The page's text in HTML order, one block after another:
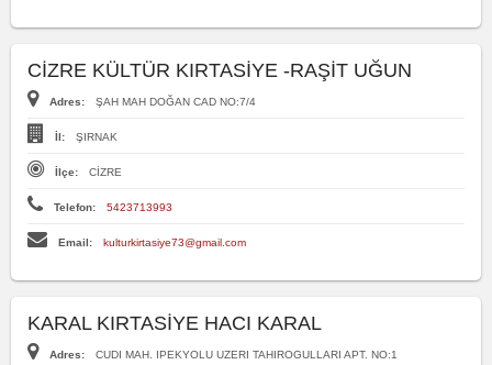
CİZRE KÜLTÜR KIRTASİYE -RAŞİT UĞUN
Adres: ŞAH MAH DOĞAN CAD NO:7/4
İl: ŞIRNAK
İlçe: CİZRE
Telefon: 5423713993
Email: kulturkirtasiye73@gmail.com
KARAL KIRTASİYE HACI KARAL
Adres: CUDI MAH. IPEKYOLU UZERI TAHIROGULLARI APT. NO:1